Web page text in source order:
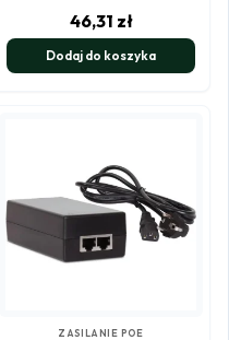
46,31 zł
Dodaj do koszyka
ZASILANIE POE